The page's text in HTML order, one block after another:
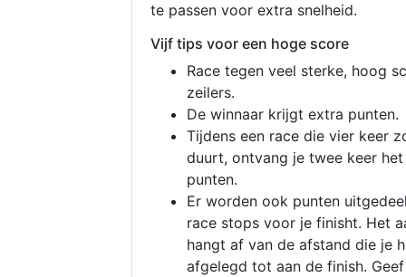
te passen voor extra snelheid.
Vijf tips voor een hoge score
Race tegen veel sterke, hoog
zeilers.
De winnaar krijgt extra punten.
Tijdens een race die vier keer
duurt, ontvang je twee keer
punten.
Er worden ook punten
race stops voor je finisht. Het
hangt af van de afstand die je
afgelegd tot aan de finish.